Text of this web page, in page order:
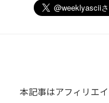
本記事はアフィリエ